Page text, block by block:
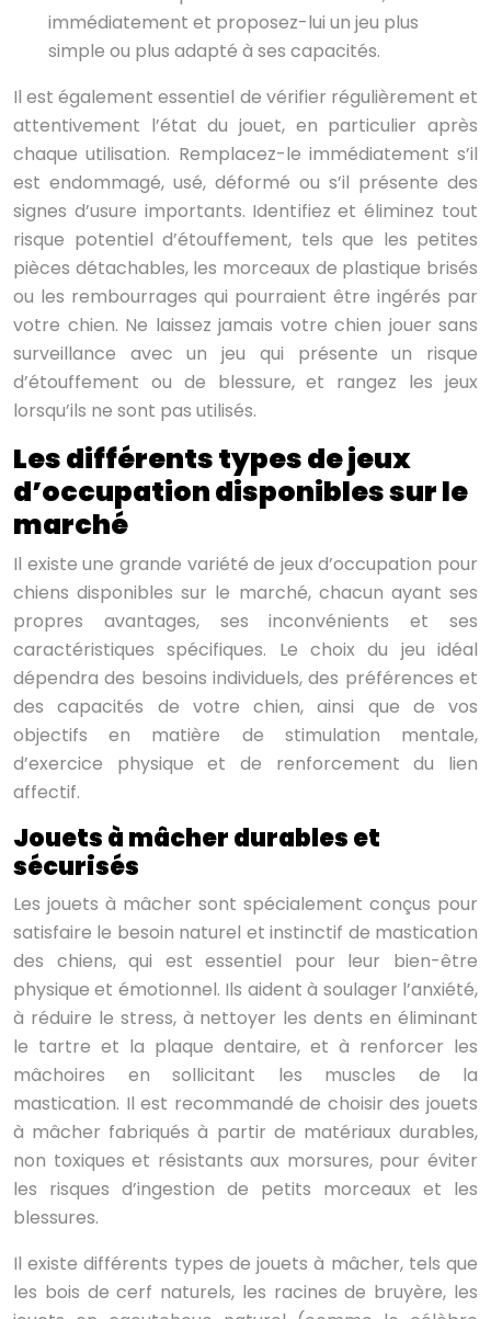
immédiatement et proposez-lui un jeu plus
simple ou plus adapté à ses capacités.
Il est également essentiel de vérifier régulièrement et
attentivement l’état du jouet, en particulier après
chaque utilisation. Remplacez-le immédiatement s’il
est endommagé, usé, déformé ou s’il présente des
signes d’usure importants. Identifiez et éliminez tout
risque potentiel d’étouffement, tels que les petites
pièces détachables, les morceaux de plastique brisés
ou les rembourrages qui pourraient être ingérés par
votre chien. Ne laissez jamais votre chien jouer sans
surveillance avec un jeu qui présente un risque
d’étouffement ou de blessure, et rangez les jeux
lorsqu’ils ne sont pas utilisés.
Les différents types de jeux
d’occupation disponibles sur le
marché
Il existe une grande variété de jeux d’occupation pour
chiens disponibles sur le marché, chacun ayant ses
propres avantages, ses inconvénients et ses
caractéristiques spécifiques. Le choix du jeu idéal
dépendra des besoins individuels, des préférences et
des capacités de votre chien, ainsi que de vos
objectifs en matière de stimulation mentale,
d’exercice physique et de renforcement du lien
affectif.
Jouets à mâcher durables et
sécurisés
Les jouets à mâcher sont spécialement conçus pour
satisfaire le besoin naturel et instinctif de mastication
des chiens, qui est essentiel pour leur bien-être
physique et émotionnel. Ils aident à soulager l’anxiété,
à réduire le stress, à nettoyer les dents en éliminant
le tartre et la plaque dentaire, et à renforcer les
mâchoires en sollicitant les muscles de la
mastication. Il est recommandé de choisir des jouets
à mâcher fabriqués à partir de matériaux durables,
non toxiques et résistants aux morsures, pour éviter
les risques d’ingestion de petits morceaux et les
blessures.
Il existe différents types de jouets à mâcher, tels que
les bois de cerf naturels, les racines de bruyère, les